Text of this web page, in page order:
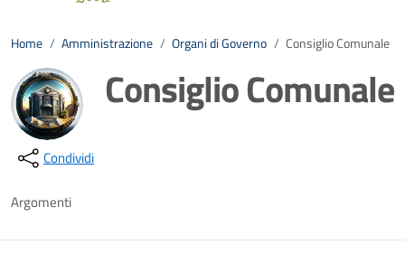
Home / Amministrazione / Organi di Governo / Consiglio Comunale
Consiglio Comunale
Condividi
Argomenti